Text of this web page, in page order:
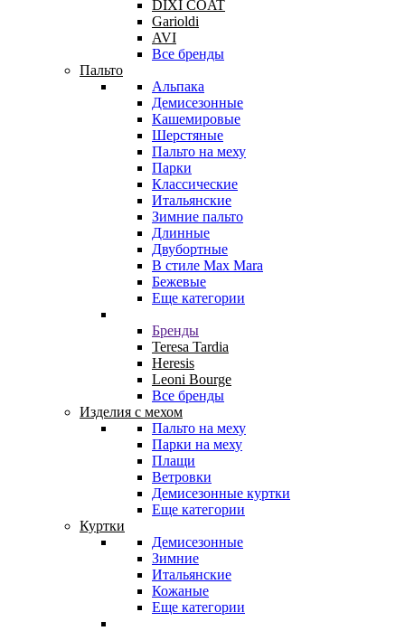
DIXI COAT
Garioldi
AVI
Все бренды
Пальто
Альпака
Демисезонные
Кашемировые
Шерстяные
Пальто на меху
Парки
Классические
Итальянские
Зимние пальто
Длинные
Двубортные
В стиле Max Mara
Бежевые
Еще категории
Бренды
Teresa Tardia
Heresis
Leoni Bourge
Все бренды
Изделия с мехом
Пальто на меху
Парки на меху
Плащи
Ветровки
Демисезонные куртки
Еще категории
Куртки
Демисезонные
Зимние
Итальянские
Кожаные
Еще категории